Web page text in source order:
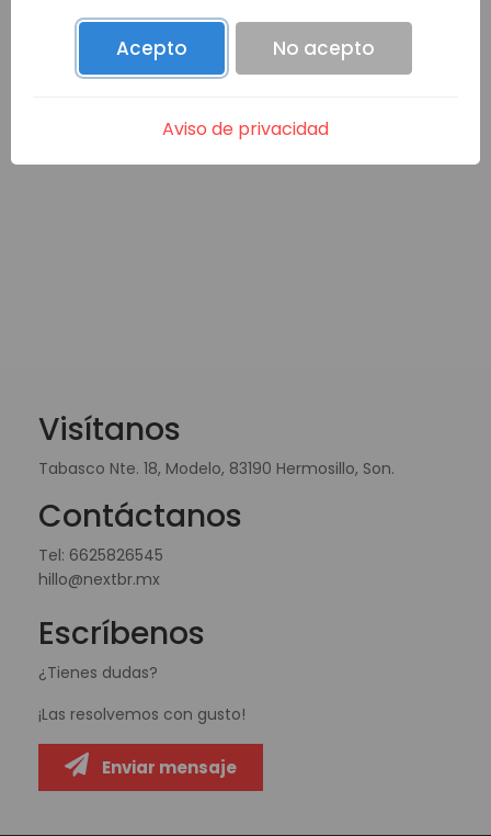
Visítanos
Tabasco Nte. 18, Modelo, 83190 Hermosillo, Son.
Contáctanos
Tel: 6625826545
hillo@nextbr.mx
Escríbenos
¿Tienes dudas?
¡Las resolvemos con gusto!
Enviar mensaje
Acepto No acepto
Aviso de privacidad